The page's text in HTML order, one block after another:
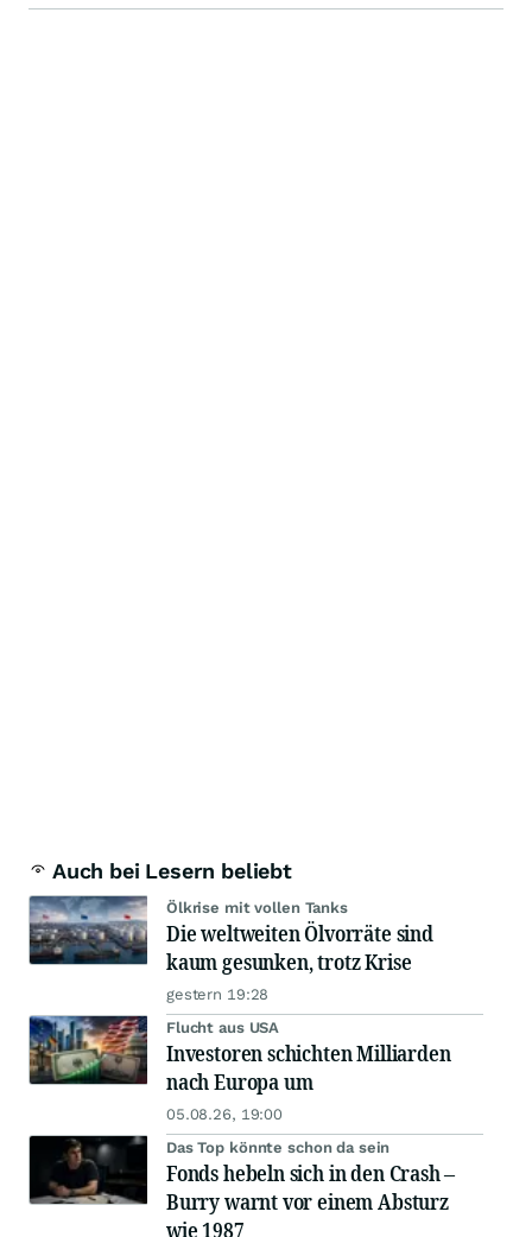
Auch bei Lesern beliebt
Ölkrise mit vollen Tanks
Die weltweiten Ölvorräte sind
kaum gesunken, trotz Krise
gestern 19:28
Flucht aus USA
Investoren schichten Milliarden
nach Europa um
05.08.26, 19:00
Das Top könnte schon da sein
Fonds hebeln sich in den Crash –
Burry warnt vor einem Absturz
wie 1987